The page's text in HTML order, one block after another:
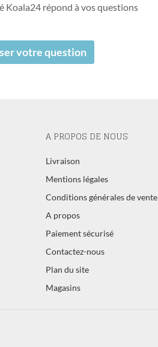
Koala24 répond à vos questions
votre question
A PROPOS DE NOUS
Livraison
Mentions légales
Conditions générales de vente
A propos
Paiement sécurisé
Contactez-nous
Plan du site
Magasins